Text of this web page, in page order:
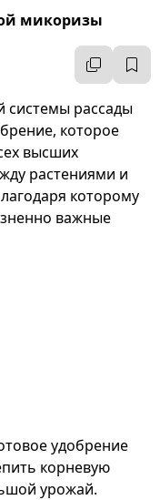
микоризы
системы рассады
которое
высших
растениями и
которому
важные
удобрение
корневую
урожай.